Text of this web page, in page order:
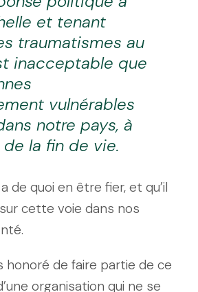
et tenant
traumatismes au
inacceptable que
vulnérables
notre pays, à
de la fin de vie.
de quoi en être fier, et qu’il
cette voie dans nos
honoré de faire partie de ce
organisation qui ne se